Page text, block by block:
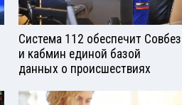
Система 112 обеспечит Совбез
и кабмин единой базой
данных о происшествиях